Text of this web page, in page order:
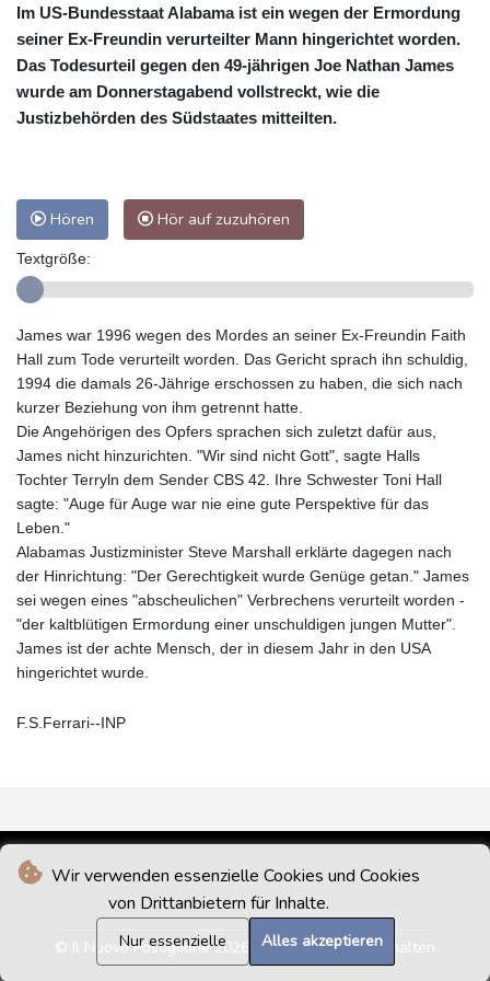
Wir verwenden essenzielle Cookies und Cookies
von Drittanbietern für Inhalte.
Nur essenzielle Alles akzeptieren
Im US-Bundesstaat Alabama ist ein wegen der Ermordung
seiner Ex-Freundin verurteilter Mann hingerichtet worden.
Das Todesurteil gegen den 49-jährigen Joe Nathan James
wurde am Donnerstagabend vollstreckt, wie die
Justizbehörden des Südstaates mitteilten.
Hören Hör auf zuzuhören
Textgröße:
James war 1996 wegen des Mordes an seiner Ex-Freundin Faith
Hall zum Tode verurteilt worden. Das Gericht sprach ihn schuldig,
1994 die damals 26-Jährige erschossen zu haben, die sich nach
kurzer Beziehung von ihm getrennt hatte.
Die Angehörigen des Opfers sprachen sich zuletzt dafür aus,
James nicht hinzurichten. "Wir sind nicht Gott", sagte Halls
Tochter Terryln dem Sender CBS 42. Ihre Schwester Toni Hall
sagte: "Auge für Auge war nie eine gute Perspektive für das
Leben."
Alabamas Justizminister Steve Marshall erklärte dagegen nach
der Hinrichtung: "Der Gerechtigkeit wurde Genüge getan." James
sei wegen eines "abscheulichen" Verbrechens verurteilt worden -
"der kaltblütigen Ermordung einer unschuldigen jungen Mutter".
James ist der achte Mensch, der in diesem Jahr in den USA
hingerichtet wurde.
F.S.Ferrari--INP
© Il Nuovo Postiglione 2026 - Alle Rechte vorbehalten